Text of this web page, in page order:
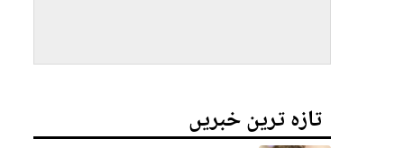
تازہ ترین خبریں